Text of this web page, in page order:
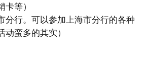
等）
分行。可以参加上海市分行的各种
蛮多的其实）